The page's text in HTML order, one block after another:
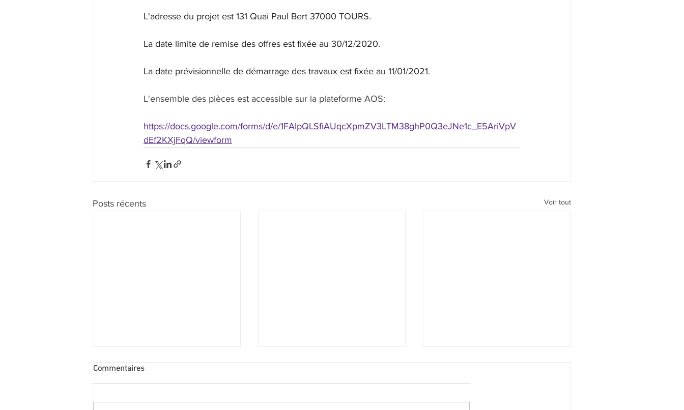
L'adresse du projet est 131 Quai Paul Bert 37000 TOURS.
La date limite de remise des offres est fixée au 30/12/2020.
La date prévisionnelle de démarrage des travaux est fixée au 11/01/2021.
L'ensemble des pièces est accessible sur la plateforme AOS:
https://docs.google.com/forms/d/e/1FAIpQLSfiAUqcXpmZV3LTM38ghP0Q3eJNe1c_E5AriVpV
dEf2KXjFqQ/viewform
Posts récents Voir tout
Commentaires